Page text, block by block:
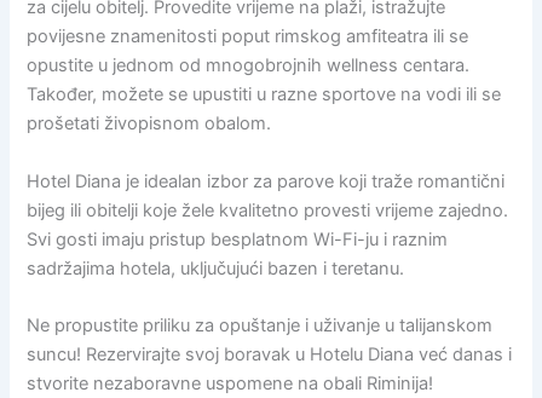
za cijelu obitelj. Provedite vrijeme na plaži, istražujte
povijesne znamenitosti poput rimskog amfiteatra ili se
opustite u jednom od mnogobrojnih wellness centara.
Također, možete se upustiti u razne sportove na vodi ili se
prošetati živopisnom obalom.
Hotel Diana je idealan izbor za parove koji traže romantični
bijeg ili obitelji koje žele kvalitetno provesti vrijeme zajedno.
Svi gosti imaju pristup besplatnom Wi-Fi-ju i raznim
sadržajima hotela, uključujući bazen i teretanu.
Ne propustite priliku za opuštanje i uživanje u talijanskom
suncu! Rezervirajte svoj boravak u Hotelu Diana već danas i
stvorite nezaboravne uspomene na obali Riminija!